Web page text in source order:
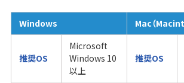
Windows Mac（
推奨OS
Microsoft
Windows 10
以上
推奨OS